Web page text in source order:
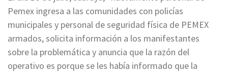
Pemex ingresa a las comunidades con policías
municipales y personal de seguridad física de PEMEX
armados, solicita información a los manifestantes
sobre la problemática y anuncia que la razón del
operativo es porque se les había informado que la